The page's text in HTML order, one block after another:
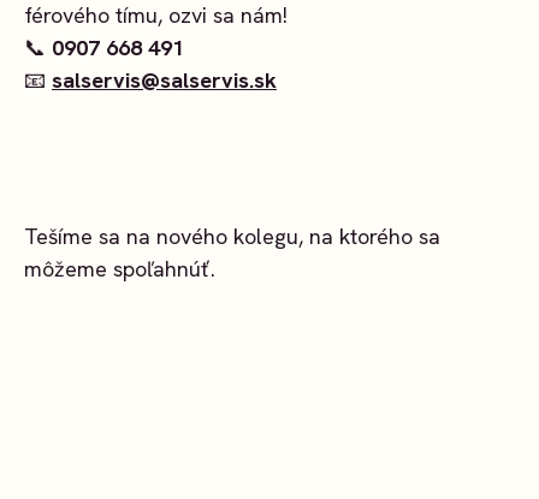
férového tímu, ozvi sa nám!
📞 0907 668 491
📧 salservis@salservis.sk
Tešíme sa na nového kolegu, na ktorého sa
môžeme spoľahnúť.